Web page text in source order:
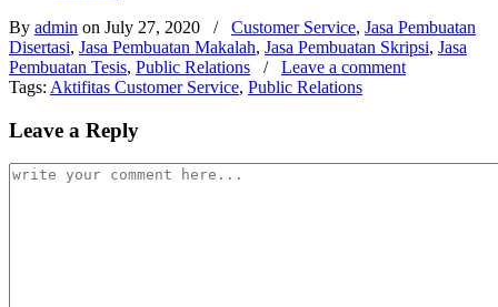
By admin on July 27, 2020 / Customer Service, Jasa Pembuatan
Disertasi, Jasa Pembuatan Makalah, Jasa Pembuatan Skripsi, Jasa
Pembuatan Tesis, Public Relations / Leave a comment
Tags: Aktifitas Customer Service, Public Relations
Leave a Reply